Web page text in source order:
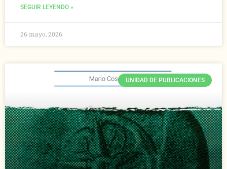
SEGUIR LEYENDO »
26 mayo, 2026
UNIDAD DE PUBLICACIONES